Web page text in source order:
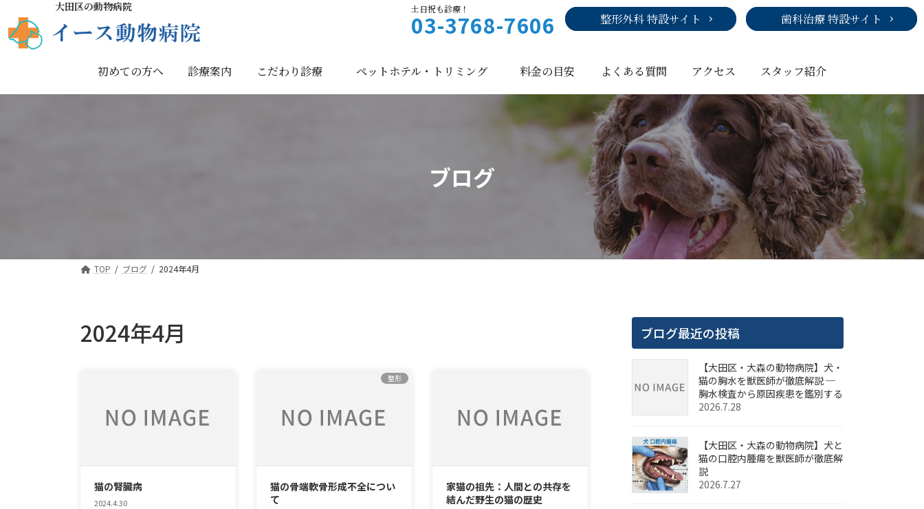
大田区の動物病院 土日祝も診療！
03-3768-7606 整形外科 特設サイト 歯科治療 特設サイト
初めての方へ 診療案内 こだわり診療 ペットホテル・トリミング 料金の目安 よくある質問 アクセス スタッフ紹介
ブログ
TOP ブログ 2024年4月
2024年4月
猫の腎臓病
2024.4.30
整形
猫の骨端軟骨形成不全につい
て
家猫の祖先：人間との共存を
結んだ野生の猫の歴史
ブログ最近の投稿
【大田区・大森の動物病院】犬・
猫の胸水を獣医師が徹底解説 ─
胸水検査から原因疾患を鑑別する
2026.7.28
【大田区・大森の動物病院】犬と
猫の口腔内腫瘍を獣医師が徹底解
説
2026.7.27